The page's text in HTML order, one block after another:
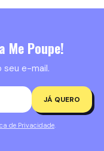
Me Poupe!
seu e-mail.
JÁ QUERO
de Privacidade.